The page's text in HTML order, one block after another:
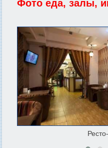
Фото еда, залы,